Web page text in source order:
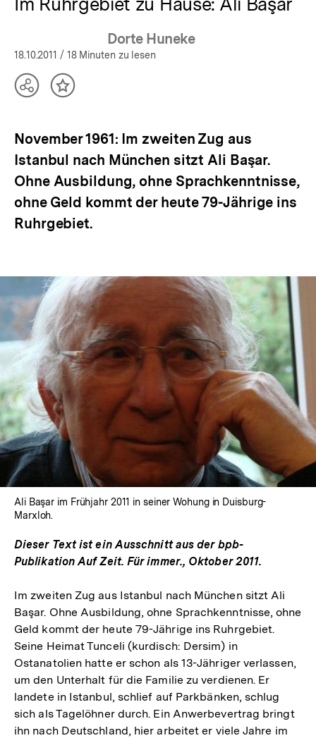
Dorte Huneke
18.10.2011 / 18 Minuten zu lesen
TeilenInhalt
November 1961: Im zweiten Zug aus
Istanbul nach München sitzt Ali Başar.
Ohne Ausbildung, ohne Sprachkenntnisse,
ohne Geld kommt der heute 79-Jährige ins
Ruhrgebiet.
Lightbox
öffnen
Ali Başar im Frühjahr 2011 in seiner Wohung in Duisburg-
Marxloh.
Dieser Text ist ein Ausschnitt aus der bpb-
Publikation Auf Zeit. Für immer., Oktober 2011.
Im zweiten Zug aus Istanbul nach München sitzt Ali
Başar. Ohne Ausbildung, ohne Sprachkenntnisse, ohne
Geld kommt der heute 79-Jährige ins Ruhrgebiet.
Seine Heimat Tunceli (kurdisch: Dersim) in
Ostanatolien hatte er schon als 13-Jähriger verlassen,
um den Unterhalt für die Familie zu verdienen. Er
landete in Istanbul, schlief auf Parkbänken, schlug
sich als Tagelöhner durch. Ein Anwerbevertrag bringt
ihn nach Deutschland, hier arbeitet er viele Jahre im